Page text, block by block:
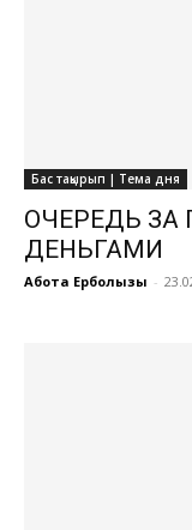
Бас тақырып | Тема дня
ОЧЕРЕДЬ
ДЕНЬГАМИ
Ақбота Ерболқызы -